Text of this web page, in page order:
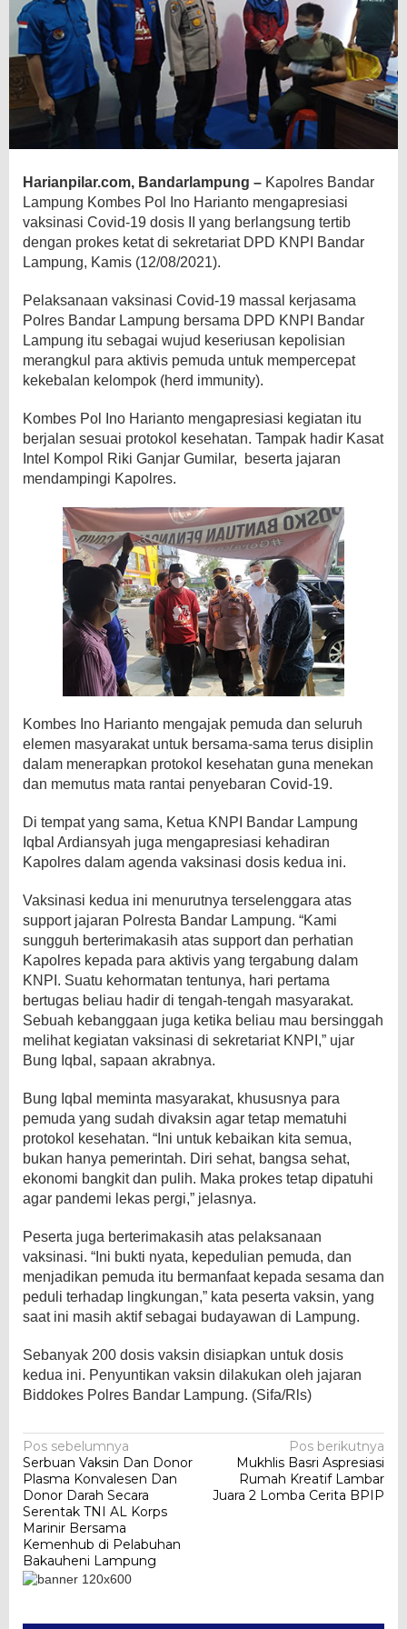
Harianpilar.com, Bandarlampung – Kapolres Bandar
Lampung Kombes Pol Ino Harianto mengapresiasi
vaksinasi Covid-19 dosis II yang berlangsung tertib
dengan prokes ketat di sekretariat DPD KNPI Bandar
Lampung, Kamis (12/08/2021).
Pelaksanaan vaksinasi Covid-19 massal kerjasama
Polres Bandar Lampung bersama DPD KNPI Bandar
Lampung itu sebagai wujud keseriusan kepolisian
merangkul para aktivis pemuda untuk mempercepat
kekebalan kelompok (herd immunity).
Kombes Pol Ino Harianto mengapresiasi kegiatan itu
berjalan sesuai protokol kesehatan. Tampak hadir Kasat
Intel Kompol Riki Ganjar Gumilar, beserta jajaran
mendampingi Kapolres.
Kombes Ino Harianto mengajak pemuda dan seluruh
elemen masyarakat untuk bersama-sama terus disiplin
dalam menerapkan protokol kesehatan guna menekan
dan memutus mata rantai penyebaran Covid-19.
Di tempat yang sama, Ketua KNPI Bandar Lampung
Iqbal Ardiansyah juga mengapresiasi kehadiran
Kapolres dalam agenda vaksinasi dosis kedua ini.
Vaksinasi kedua ini menurutnya terselenggara atas
support jajaran Polresta Bandar Lampung. “Kami
sungguh berterimakasih atas support dan perhatian
Kapolres kepada para aktivis yang tergabung dalam
KNPI. Suatu kehormatan tentunya, hari pertama
bertugas beliau hadir di tengah-tengah masyarakat.
Sebuah kebanggaan juga ketika beliau mau bersinggah
melihat kegiatan vaksinasi di sekretariat KNPI,” ujar
Bung Iqbal, sapaan akrabnya.
Bung Iqbal meminta masyarakat, khususnya para
pemuda yang sudah divaksin agar tetap mematuhi
protokol kesehatan. “Ini untuk kebaikan kita semua,
bukan hanya pemerintah. Diri sehat, bangsa sehat,
ekonomi bangkit dan pulih. Maka prokes tetap dipatuhi
agar pandemi lekas pergi,” jelasnya.
Peserta juga berterimakasih atas pelaksanaan
vaksinasi. “Ini bukti nyata, kepedulian pemuda, dan
menjadikan pemuda itu bermanfaat kepada sesama dan
peduli terhadap lingkungan,” kata peserta vaksin, yang
saat ini masih aktif sebagai budayawan di Lampung.
Sebanyak 200 dosis vaksin disiapkan untuk dosis
kedua ini. Penyuntikan vaksin dilakukan oleh jajaran
Biddokes Polres Bandar Lampung. (Sifa/Rls)
Navigasi
pos
Pos sebelumnya
Serbuan Vaksin Dan Donor
Plasma Konvalesen Dan
Donor Darah Secara
Serentak TNI AL Korps
Marinir Bersama
Kemenhub di Pelabuhan
Bakauheni Lampung
Pos berikutnya
Mukhlis Basri Aspresiasi
Rumah Kreatif Lambar
Juara 2 Lomba Cerita BPIP